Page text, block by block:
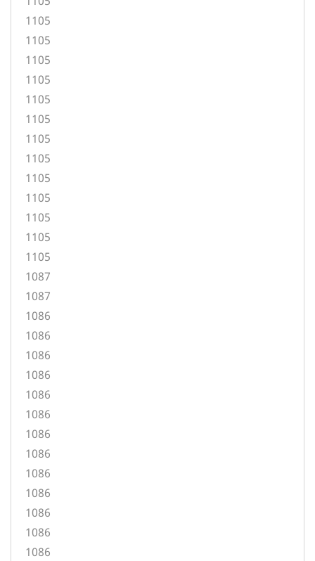
1105
1105
1105
1105
1105
1105
1105
1105
1105
1105
1105
1105
1105
1087
1087
1086
1086
1086
1086
1086
1086
1086
1086
1086
1086
1086
1086
1086